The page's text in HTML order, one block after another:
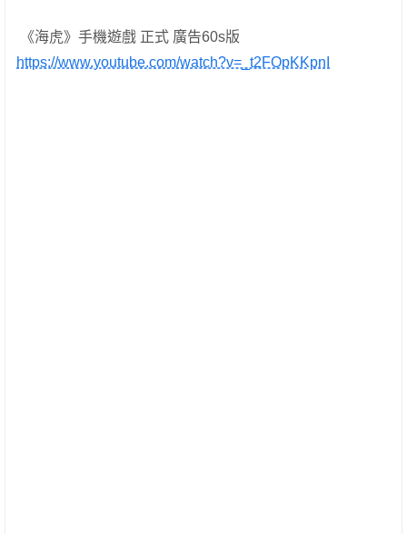
《海虎》手機遊戲 正式 廣告60s版
https://www.youtube.com/watch?v=_t2FOpKKpnI